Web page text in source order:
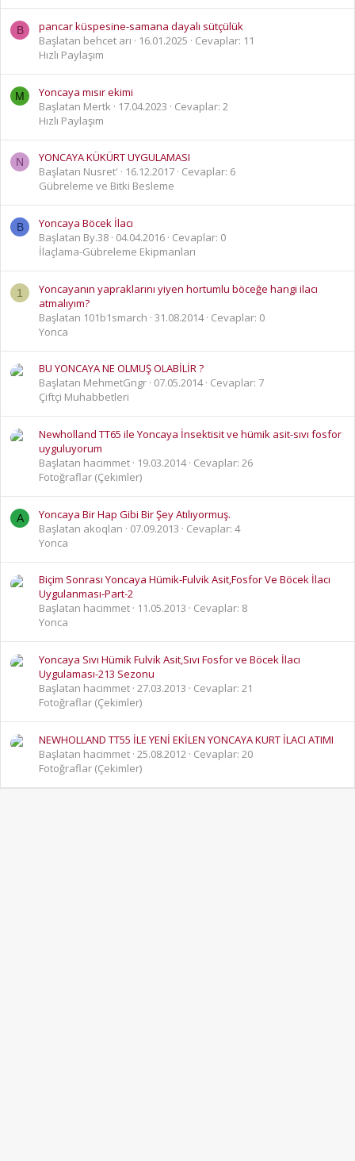
B
pancar küspesine-samana dayalı sütçülük
Başlatan behcet arı
16.01.2025
Cevaplar: 11
Hızlı Paylaşım
M
Yoncaya mısır ekimi
Başlatan Mertk
17.04.2023
Cevaplar: 2
Hızlı Paylaşım
N
YONCAYA KÜKÜRT UYGULAMASI
Başlatan Nusret'
16.12.2017 Cevaplar: 6
Gübreleme ve Bitki Besleme
B
Yoncaya Böcek İlacı
Başlatan By.38 04.04.2016 Cevaplar: 0
İlaçlama-Gübreleme Ekipmanları
1
Yoncayanın yapraklarını yiyen hortumlu böceğe hangi ilacı
atmalıyım?
Başlatan 101b1smarch
31.08.2014 Cevaplar: 0
Yonca
BU YONCAYA NE OLMUŞ OLABİLİR ?
Başlatan MehmetGngr 07.05.2014 Cevaplar: 7
Çiftçi Muhabbetleri
Newholland TT65 ile Yoncaya İnsektisit ve hümik asit-sıvı fosfor
uyguluyorum
Başlatan hacimmet
19.03.2014 Cevaplar: 26
Fotoğraflar (Çekimler)
A
Yoncaya Bir Hap Gibi Bir Şey Atılıyormuş.
Başlatan akoqlan
07.09.2013
Cevaplar: 4
Yonca
Biçim Sonrası Yoncaya Hümik-Fulvik Asit,Fosfor Ve Böcek İlacı
Uygulanması-Part-2
Başlatan hacimmet
11.05.2013
Cevaplar: 8
Yonca
Yoncaya Sıvı Hümik Fulvik Asit,Sıvı Fosfor ve Böcek İlacı
Uygulaması-213 Sezonu
Başlatan hacimmet 27.03.2013
Cevaplar: 21
Fotoğraflar (Çekimler)
NEWHOLLAND TT55 İLE YENİ EKİLEN YONCAYA KURT İLACI ATIMI
Başlatan hacimmet 25.08.2012
Cevaplar: 20
Fotoğraflar (Çekimler)